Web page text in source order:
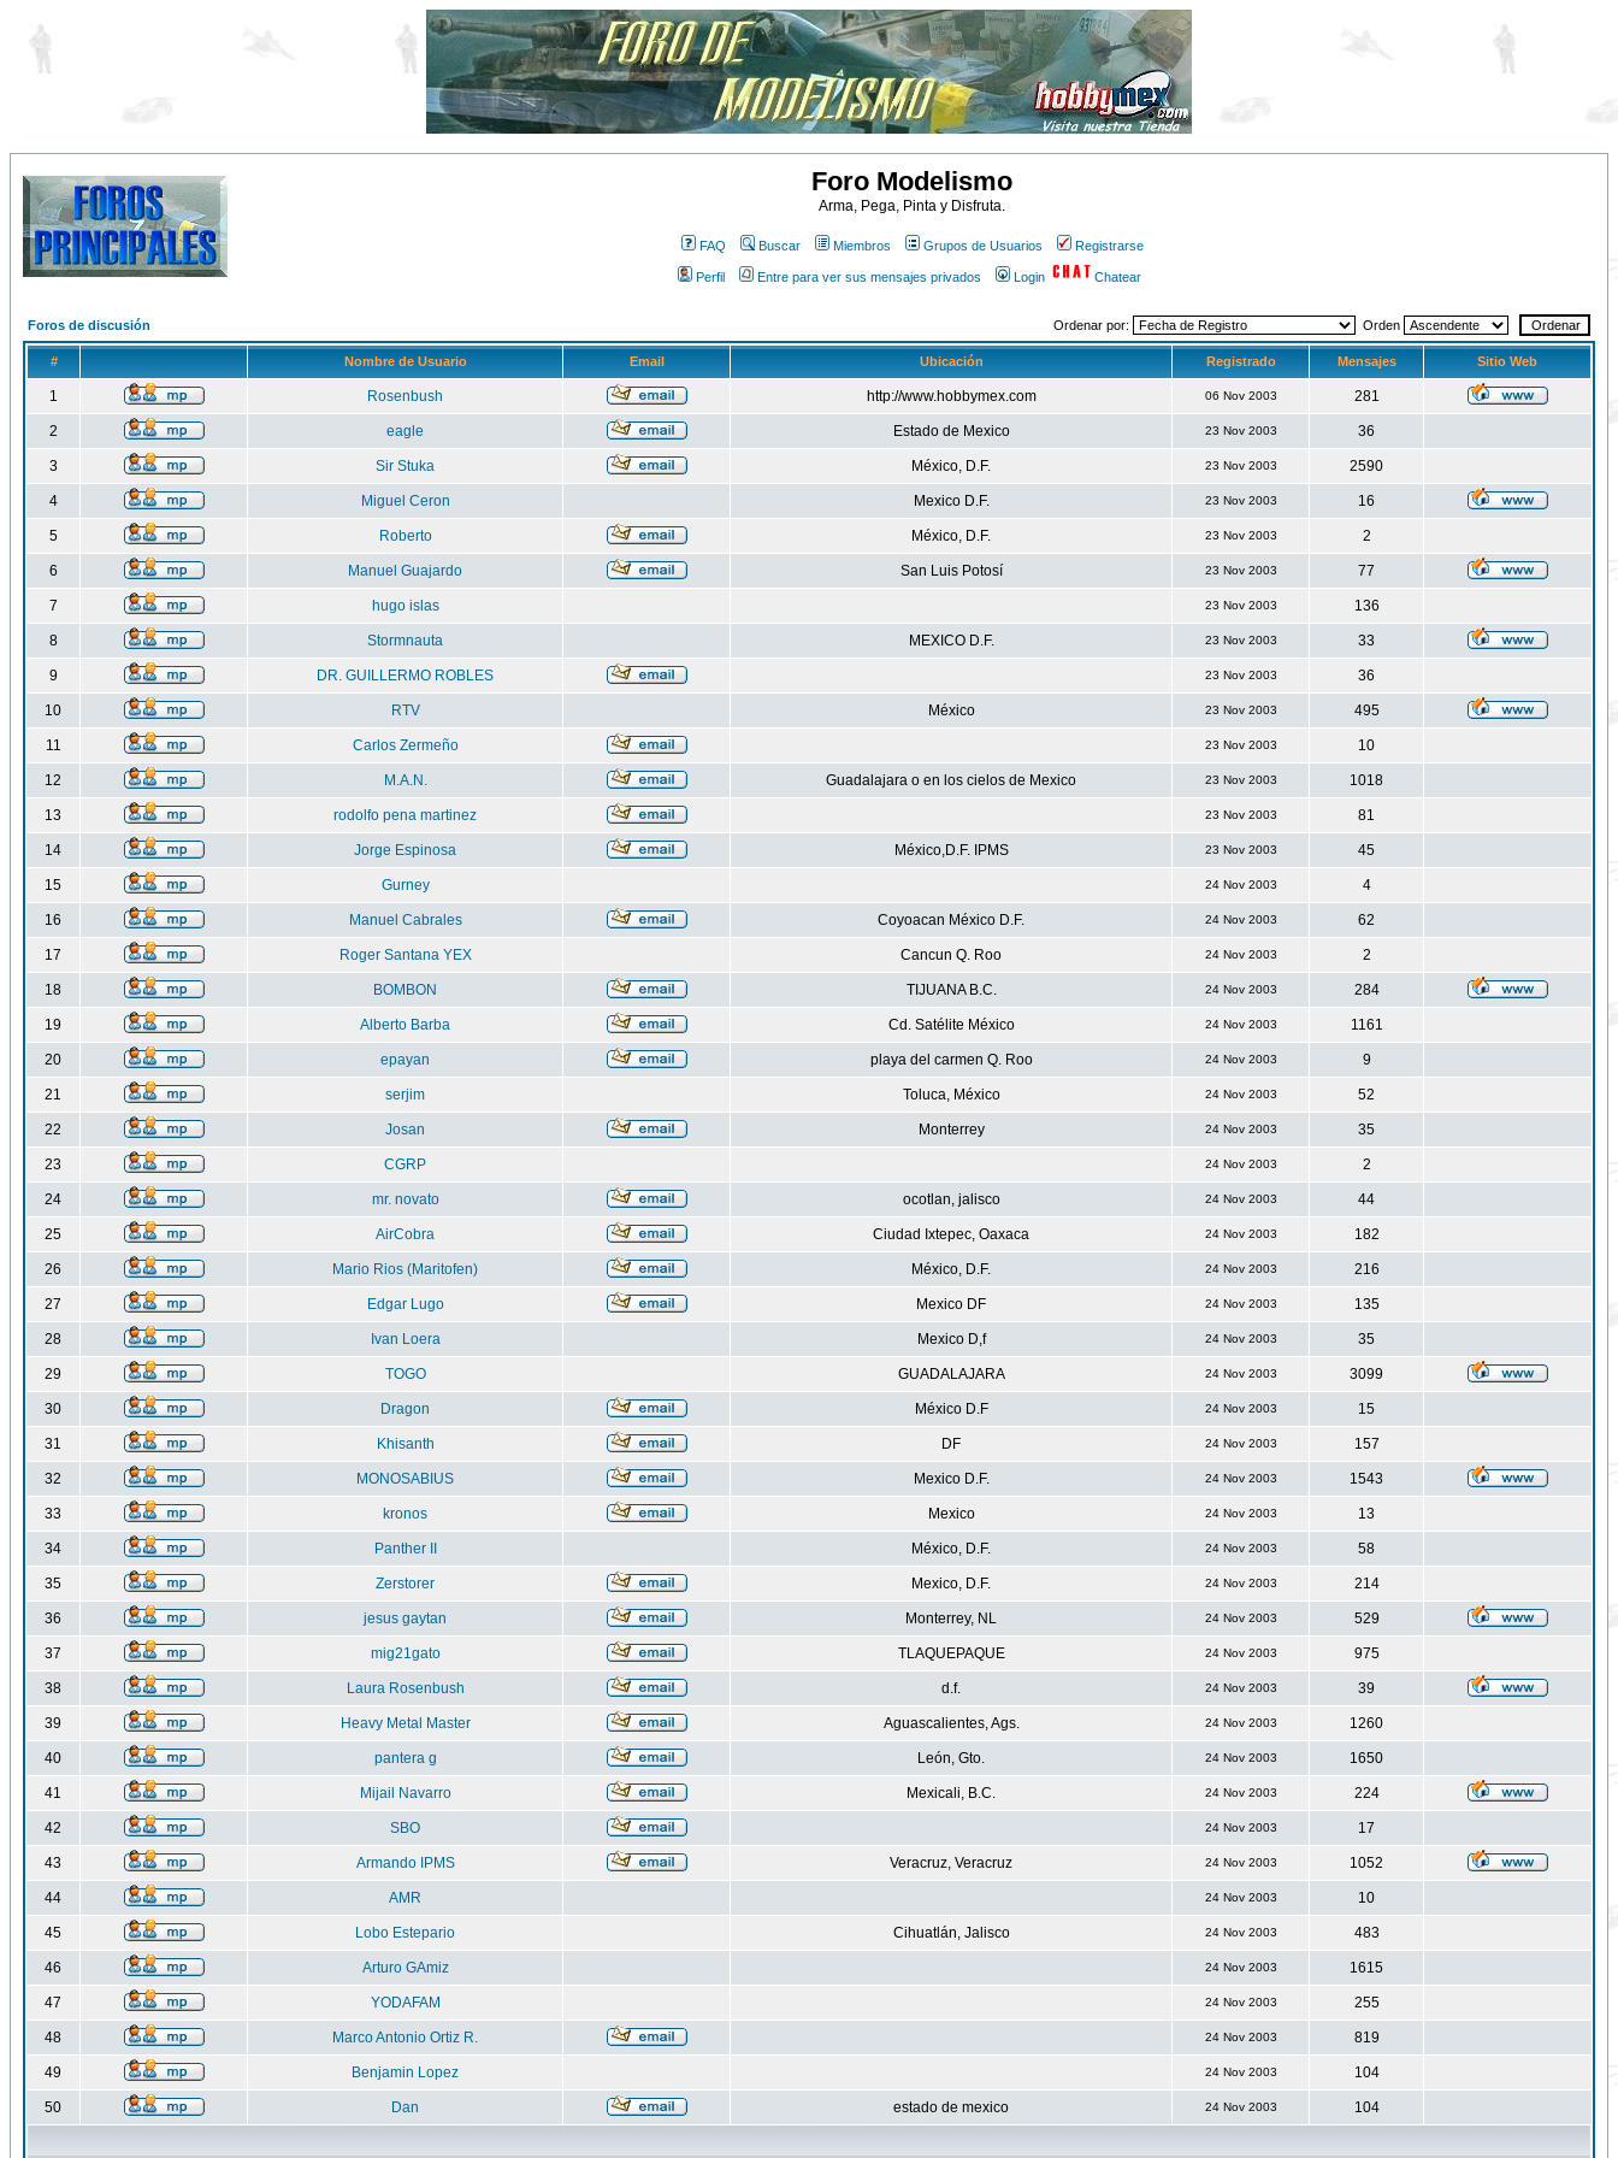
Foro Modelismo
Arma, Pega, Pinta y Disfruta.
FAQ Buscar Miembros Grupos de Usuarios Registrarse
Perfil Entre para ver sus mensajes privados Login Chatear
Foros de discusión Ordenar por: Orden
# Nombre de Usuario Email Ubicación Registrado Mensajes Sitio Web
1 Rosenbush http://www.hobbymex.com 06 Nov 2003 281
2 eagle Estado de Mexico 23 Nov 2003 36
3 Sir Stuka México, D.F. 23 Nov 2003 2590
4 Miguel Ceron Mexico D.F. 23 Nov 2003 16
5 Roberto México, D.F. 23 Nov 2003 2
6 Manuel Guajardo San Luis Potosí 23 Nov 2003 77
7 hugo islas 23 Nov 2003 136
8 Stormnauta MEXICO D.F. 23 Nov 2003 33
9 DR. GUILLERMO ROBLES 23 Nov 2003 36
10 RTV México 23 Nov 2003 495
11 Carlos Zermeño 23 Nov 2003 10
12 M.A.N. Guadalajara o en los cielos de Mexico 23 Nov 2003 1018
13 rodolfo pena martinez 23 Nov 2003 81
14 Jorge Espinosa México,D.F. IPMS 23 Nov 2003 45
15 Gurney 24 Nov 2003 4
16 Manuel Cabrales Coyoacan México D.F. 24 Nov 2003 62
17 Roger Santana YEX Cancun Q. Roo 24 Nov 2003 2
18 BOMBON TIJUANA B.C. 24 Nov 2003 284
19 Alberto Barba Cd. Satélite México 24 Nov 2003 1161
20 epayan playa del carmen Q. Roo 24 Nov 2003 9
21 serjim Toluca, México 24 Nov 2003 52
22 Josan Monterrey 24 Nov 2003 35
23 CGRP 24 Nov 2003 2
24 mr. novato ocotlan, jalisco 24 Nov 2003 44
25 AirCobra Ciudad Ixtepec, Oaxaca 24 Nov 2003 182
26 Mario Rios (Maritofen) México, D.F. 24 Nov 2003 216
27 Edgar Lugo Mexico DF 24 Nov 2003 135
28 Ivan Loera Mexico D,f 24 Nov 2003 35
29 TOGO GUADALAJARA 24 Nov 2003 3099
30 Dragon México D.F 24 Nov 2003 15
31 Khisanth DF 24 Nov 2003 157
32 MONOSABIUS Mexico D.F. 24 Nov 2003 1543
33 kronos Mexico 24 Nov 2003 13
34 Panther II México, D.F. 24 Nov 2003 58
35 Zerstorer Mexico, D.F. 24 Nov 2003 214
36 jesus gaytan Monterrey, NL 24 Nov 2003 529
37 mig21gato TLAQUEPAQUE 24 Nov 2003 975
38 Laura Rosenbush d.f. 24 Nov 2003 39
39 Heavy Metal Master Aguascalientes, Ags. 24 Nov 2003 1260
40 pantera g León, Gto. 24 Nov 2003 1650
41 Mijail Navarro Mexicali, B.C. 24 Nov 2003 224
42 SBO 24 Nov 2003 17
43 Armando IPMS Veracruz, Veracruz 24 Nov 2003 1052
44 AMR 24 Nov 2003 10
45 Lobo Estepario Cihuatlán, Jalisco 24 Nov 2003 483
46 Arturo GAmiz 24 Nov 2003 1615
47 YODAFAM 24 Nov 2003 255
48 Marco Antonio Ortiz R. 24 Nov 2003 819
49 Benjamin Lopez 24 Nov 2003 104
50 Dan estado de mexico 24 Nov 2003 104